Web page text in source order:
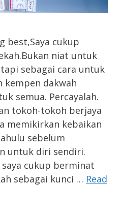
best,Saya cukup
niat untuk
sebagai cara untuk
kempen dakwah
semua. Percayalah.
tokoh-tokoh berjaya
memikirkan kebaikan
sebelum
untuk diri sendiri.
cukup berminat
sebagai kunci … Read